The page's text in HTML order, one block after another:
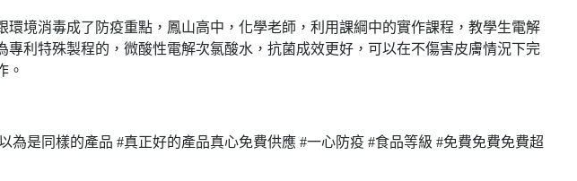
環境消毒成了防疫重點，鳳山高中，化學老師，利用課綱中的實作課程，教學生電解
專利特殊製程的，微酸性電解次氯酸水，抗菌成效更好，可以在不傷害皮膚情況下完
。
為是同樣的產品 #真正好的產品真心免費供應 #一心防疫 #食品等級 #免費免費免費超